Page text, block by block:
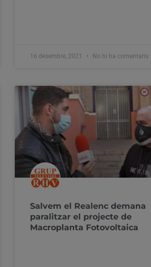
16 desembre, 2021 No hi ha comentaris
Salvem el Realenc demana
paralitzar el projecte de
Macroplanta Fotovoltaica